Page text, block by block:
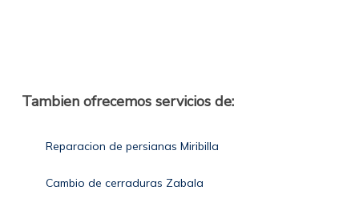
Tambien ofrecemos servicios de:
Reparacion de persianas Miribilla
Cambio de cerraduras Zabala